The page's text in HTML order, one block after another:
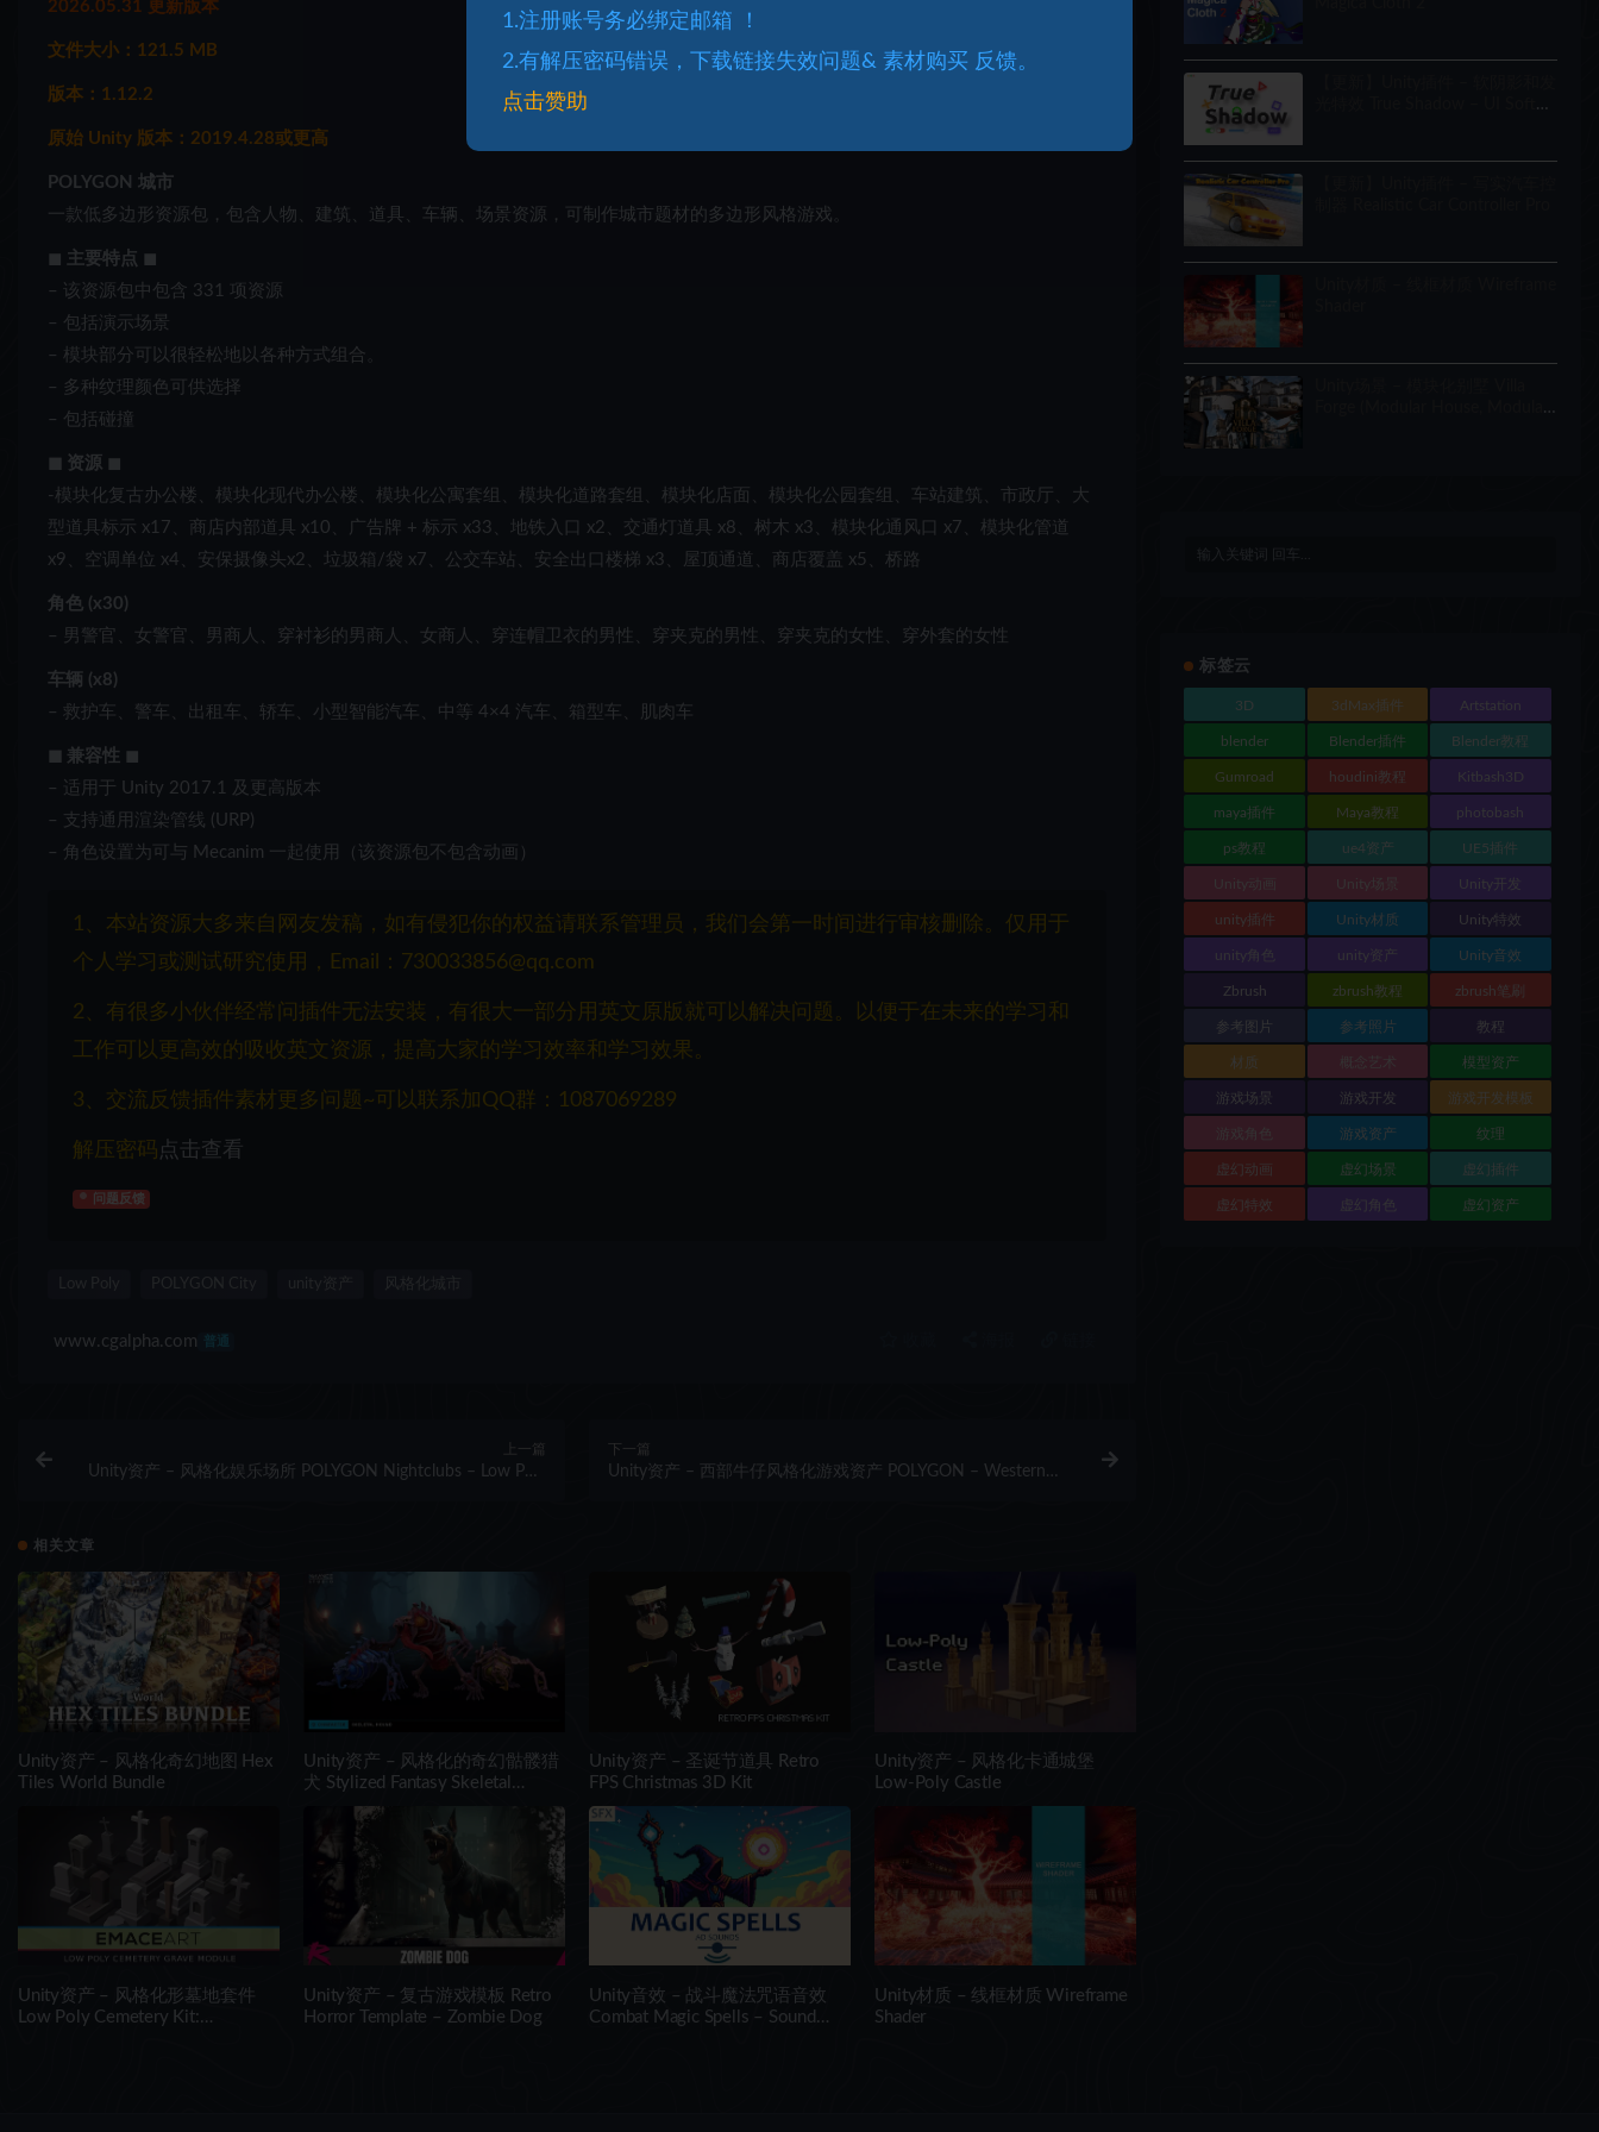
2026.05.31 更新版本
文件大小：121.5 MB
版本：1.12.2
原始 Unity 版本：2019.4.28或更高
POLYGON 城市
一款低多边形资源包，包含人物、建筑、道具、车辆、场景资源，可制作城市题材的多边形风格游戏。
◼ 主要特点 ◼
– 该资源包中包含 331 项资源
– 包括演示场景
– 模块部分可以很轻松地以各种方式组合。
– 多种纹理颜色可供选择
– 包括碰撞
◼ 资源 ◼
-模块化复古办公楼、模块化现代办公楼、模块化公寓套组、模块化道路套组、模块化店面、模块化公园套组、车站建筑、市政厅、大
型道具标示 x17、商店内部道具 x10、广告牌 + 标示 x33、地铁入口 x2、交通灯道具 x8、树木 x3、模块化通风口 x7、模块化管道
x9、空调单位 x4、安保摄像头x2、垃圾箱/袋 x7、公交车站、安全出口楼梯 x3、屋顶通道、商店覆盖 x5、桥路
角色 (x30)
– 男警官、女警官、男商人、穿衬衫的男商人、女商人、穿连帽卫衣的男性、穿夹克的男性、穿夹克的女性、穿外套的女性
车辆 (x8)
– 救护车、警车、出租车、轿车、小型智能汽车、中等 4×4 汽车、箱型车、肌肉车
◼ 兼容性 ◼
– 适用于 Unity 2017.1 及更高版本
– 支持通用渲染管线 (URP)
– 角色设置为可与 Mecanim 一起使用（该资源包不包含动画）
1、本站资源大多来自网友发稿，如有侵犯你的权益请联系管理员，我们会第一时间进行审核删除。仅用于
个人学习或测试研究使用，Email：730033856@qq.com
2、有很多小伙伴经常问插件无法安装，有很大一部分用英文原版就可以解决问题。以便于在未来的学习和
工作可以更高效的吸收英文资源，提高大家的学习效率和学习效果。
3、交流反馈插件素材更多问题~可以联系加QQ群：1087069289
解压密码 点击查看
问题反馈
www.cgalpha.com 普通
上一篇
Unity资产 – 风格化娱乐场所 POLYGON Nightclubs – Low Poly
下一篇
Unity资产 – 西部牛仔风格化游戏资产 POLYGON – Western
相关文章
Unity资产 – 风格化奇幻地图 Hex
Tiles World Bundle
Unity资产 – 风格化的奇幻骷髅猎
犬 Stylized Fantasy Skeletal
Hound
Unity资产 – 圣诞节道具 Retro
FPS Christmas 3D Kit
Unity资产 – 风格化卡通城堡
Low-Poly Castle
Unity资产 – 风格化形墓地套件
Low Poly Cemetery Kit:
Unity资产 – 复古游戏模板 Retro
Horror Template – Zombie Dog
Unity音效 – 战斗魔法咒语音效
Combat Magic Spells – Sound
Unity材质 – 线框材质 Wireframe
Shader
Forge (Modular House, Modular
标签云
3D 3dMax插件 Artstation
blender Blender插件 Blender教程
Gumroad houdini教程 Kitbash3D
maya插件 Maya教程 photobash
ps教程 ue4资产 UE5插件
Unity动画 Unity场景 Unity开发
unity插件 Unity材质 Unity特效
unity角色 unity资产 Unity音效
Zbrush zbrush教程 zbrush笔刷
参考图片 参考照片 教程
材质 概念艺术 模型资产
游戏场景 游戏开发 游戏开发模板
游戏角色 游戏资产 纹理
虚幻动画 虚幻场景 虚幻插件
虚幻特效 虚幻角色 虚幻资产
1.注册账号务必绑定邮箱 ！
2.有解压密码错误，下载链接失效问题& 素材购买 反馈。
点击赞助